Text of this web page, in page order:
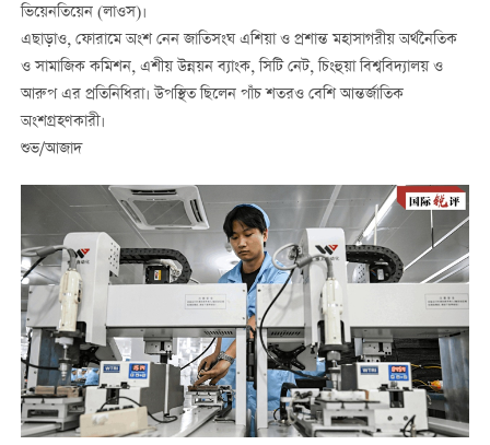
ভিয়েনতিয়েন (লাওস)।
এছাড়াও, ফোরামে অংশ নেন জাতিসংঘ এশিয়া ও প্রশান্ত মহাসাগরীয় অর্থনৈতিক
ও সামাজিক কমিশন, এশীয় উন্নয়ন ব্যাংক, সিটি নেট, চিংহুয়া বিশ্ববিদ্যালয় ও
আরুপ এর প্রতিনিধিরা। উপস্থিত ছিলেন পাঁচ শতরও বেশি আন্তর্জাতিক
অংশগ্রহণকারী।
শুভ/আজাদ